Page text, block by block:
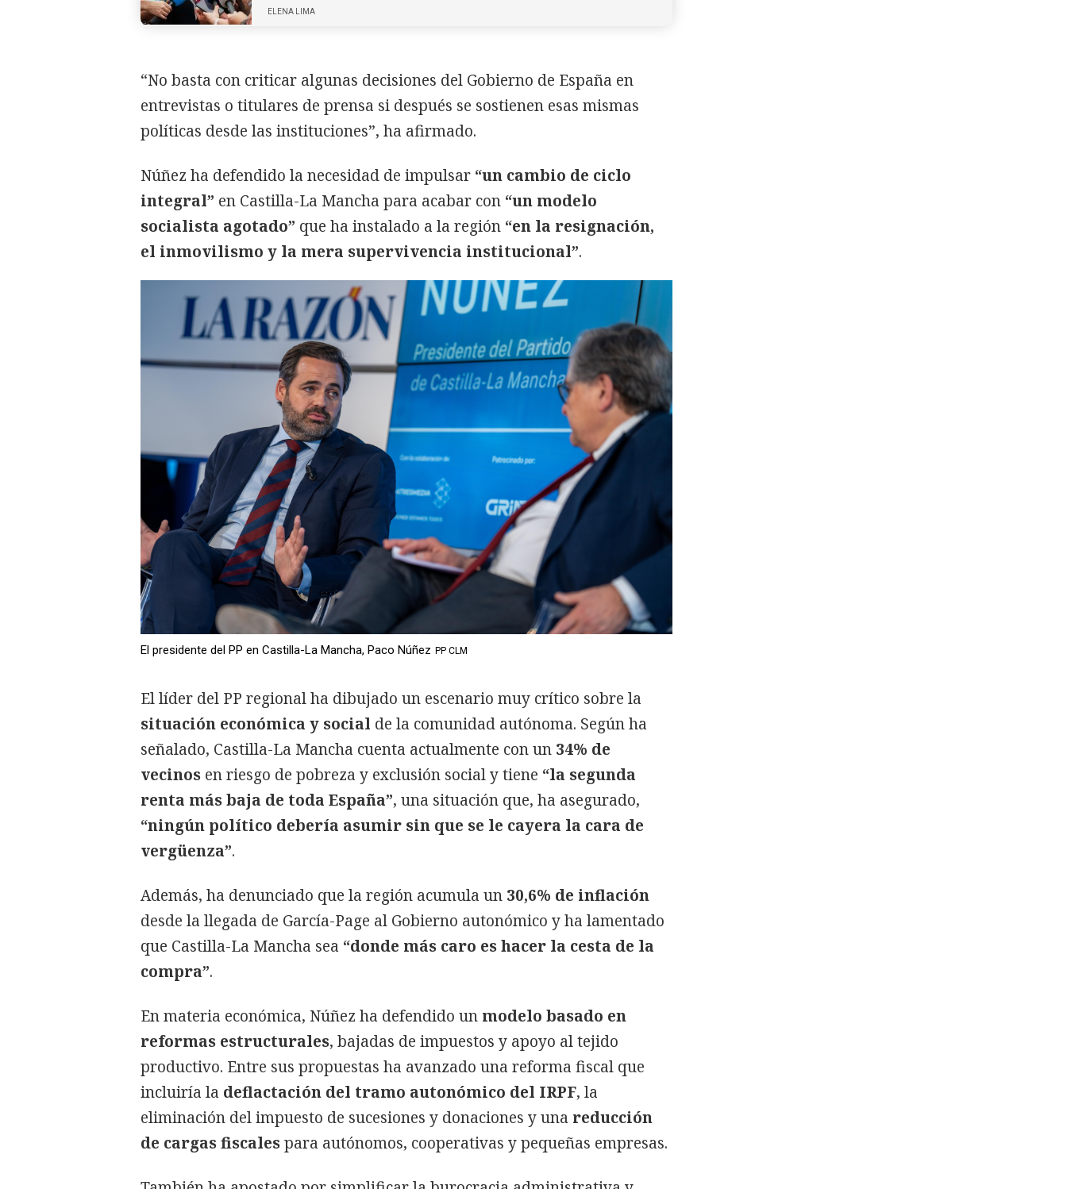
ELENA LIMA
“No basta con criticar algunas decisiones del Gobierno de España en
entrevistas o titulares de prensa si después se sostienen esas mismas
políticas desde las instituciones”, ha afirmado.
Núñez ha defendido la necesidad de impulsar “un cambio de ciclo
integral” en Castilla-La Mancha para acabar con “un modelo
socialista agotado” que ha instalado a la región “en la resignación,
el inmovilismo y la mera supervivencia institucional”.
El presidente del PP en Castilla-La Mancha, Paco Núñez PP CLM
El líder del PP regional ha dibujado un escenario muy crítico sobre la
situación económica y social de la comunidad autónoma. Según ha
señalado, Castilla-La Mancha cuenta actualmente con un 34% de
vecinos en riesgo de pobreza y exclusión social y tiene “la segunda
renta más baja de toda España”, una situación que, ha asegurado,
“ningún político debería asumir sin que se le cayera la cara de
vergüenza”.
Además, ha denunciado que la región acumula un 30,6% de inflación
desde la llegada de García-Page al Gobierno autonómico y ha lamentado
que Castilla-La Mancha sea “donde más caro es hacer la cesta de la
compra”.
En materia económica, Núñez ha defendido un modelo basado en
reformas estructurales, bajadas de impuestos y apoyo al tejido
productivo. Entre sus propuestas ha avanzado una reforma fiscal que
incluiría la deflactación del tramo autonómico del IRPF, la
eliminación del impuesto de sucesiones y donaciones y una reducción
de cargas fiscalespara autónomos, cooperativas y pequeñas empresas.